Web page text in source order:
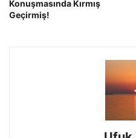
Konuşmasında Kırmış
Geçirmiş!